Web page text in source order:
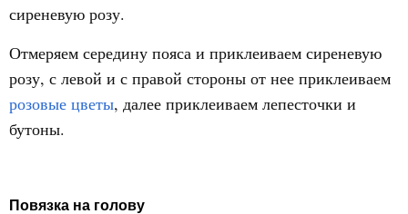
сиреневую розу.
Отмеряем середину пояса и приклеиваем сиреневую
розу, с левой и с правой стороны от нее приклеиваем
розовые цветы, далее приклеиваем лепесточки и
бутоны.
Повязка на голову